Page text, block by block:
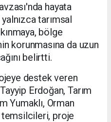
hayata
tarımsal
bölge
korunmasına da uzun
belirtti.
destek veren
Erdoğan, Tarım
Yumaklı, Orman
temsilcileri, proje